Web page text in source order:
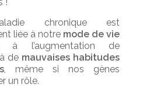
chronique est
liée à notre mode de vie
à l’augmentation de
de mauvaises habitudes
, même si nos gènes
un rôle.